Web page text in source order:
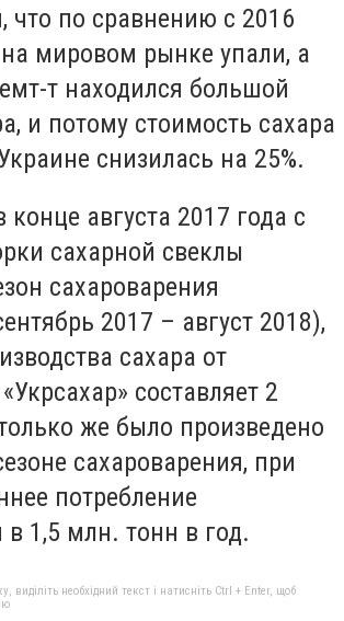
что по сравнению с 2016
мировом рынке упали, а
т находился большой
и потому стоимость сахара
снизилась на 25%.
августа 2017 года с
сахарной свеклы
сахароварения
2017 – август 2018),
сахара от
составляет 2
же было произведено
сахароварения, при
потребление
в 1,5 млн. тонн в год.
необхідний текст і натисніть Ctrl + Enter, щоб